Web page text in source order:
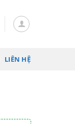
LIÊN HỆ